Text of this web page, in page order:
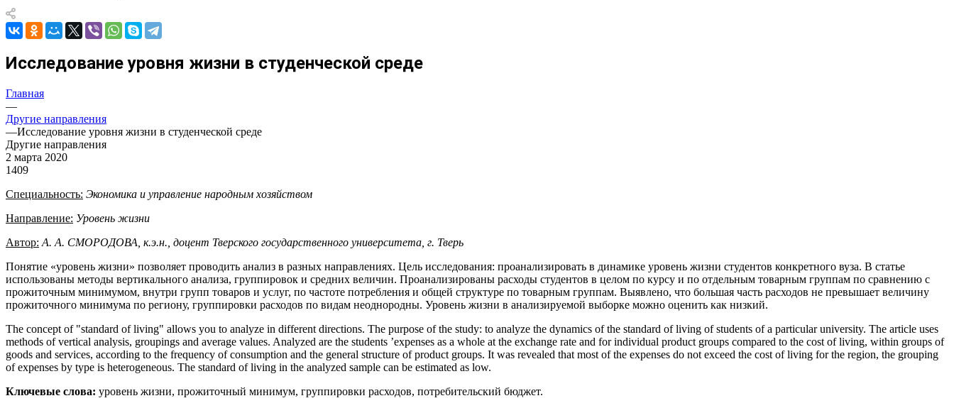
Исследование уровня жизни в студенческой среде
Главная
—
Другие направления
—Исследование уровня жизни в студенческой среде
Другие направления
2 марта 2020
1409
Специальность: Экономика и управление народным хозяйством
Направление: Уровень жизни
Автор: А. А. СМОРОДОВА, к.э.н., доцент Тверского государственного университета, г. Тверь
Понятие «уровень жизни» позволяет проводить анализ в разных направлениях. Цель исследования: проанализировать в динамике уровень жизни студентов конкретного вуза. В статье
использованы методы вертикального анализа, группировок и средних величин. Проанализированы расходы студентов в целом по курсу и по отдельным товарным группам по сравнению с
прожиточным минимумом, внутри групп товаров и услуг, по частоте потребления и общей структуре по товарным группам. Выявлено, что большая часть расходов не превышает величину
прожиточного минимума по региону, группировки расходов по видам неоднородны. Уровень жизни в анализируемой выборке можно оценить как низкий.
The concept of "standard of living" allows you to analyze in different directions. The purpose of the study: to analyze the dynamics of the standard of living of students of a particular university. The article uses
methods of vertical analysis, groupings and average values. Analyzed are the students ’expenses as a whole at the exchange rate and for individual product groups compared to the cost of living, within groups of
goods and services, according to the frequency of consumption and the general structure of product groups. It was revealed that most of the expenses do not exceed the cost of living for the region, the grouping
of expenses by type is heterogeneous. The standard of living in the analyzed sample can be estimated as low.
Ключевые слова: уровень жизни, прожиточный минимум, группировки расходов, потребительский бюджет.